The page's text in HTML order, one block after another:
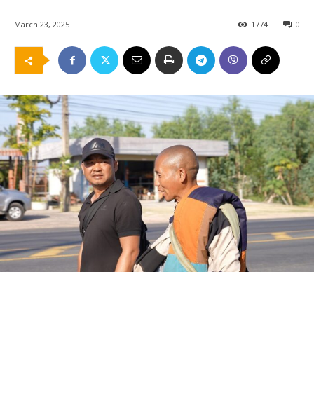
March 23, 2025 0
1774